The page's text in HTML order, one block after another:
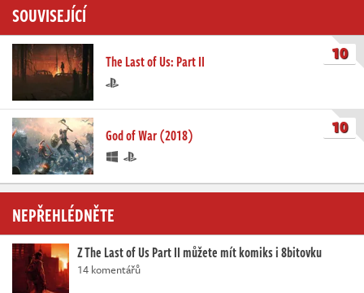
SOUVISEJÍCÍ
The Last of Us: Part II 10
God of War (2018) 10
NEPŘEHLÉDNĚTE
Z The Last of Us Part II můžete mít komiks i 8bitovku
14 komentářů